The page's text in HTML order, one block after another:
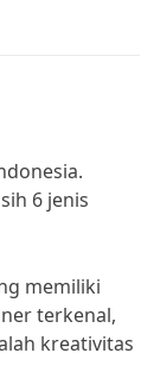
6 jenis
memiliki
terkenal,
kreativitas